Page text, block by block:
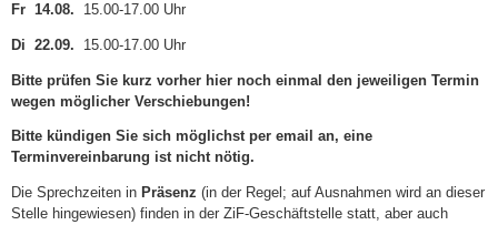
Fr 14.08. 15.00-17.00 Uhr
Di 22.09. 15.00-17.00 Uhr
Bitte prüfen Sie kurz vorher hier noch einmal den jeweiligen Termin
wegen möglicher Verschiebungen!
Bitte kündigen Sie sich möglichst per email an, eine
Terminvereinbarung ist nicht nötig.
Die Sprechzeiten in Präsenz (in der Regel; auf Ausnahmen wird an dieser
Stelle hingewiesen) finden in der ZiF-Geschäftstelle statt, aber auch